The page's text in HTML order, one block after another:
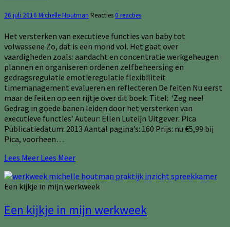
26 juli 2016 Michelle Houtman Reacties 0 reacties
Het versterken van executieve functies van baby tot
volwassene Zo, dat is een mond vol. Het gaat over
vaardigheden zoals: aandacht en concentratie werkgeheugen
plannen en organiseren ordenen zelfbeheersing en
gedragsregulatie emotieregulatie flexibiliteit
timemanagement evalueren en reflecteren De feiten Nu eerst
maar de feiten op een rijtje over dit boek: Titel: ‘Zeg nee!
Gedrag in goede banen leiden door het versterken van
executieve functies’ Auteur: Ellen Luteijn Uitgever: Pica
Publicatiedatum: 2013 Aantal pagina’s: 160 Prijs: nu €5,99 bij
Pica, voorheen…
Lees Meer Lees Meer
Een kijkje in mijn werkweek
Een kijkje in mijn werkweek